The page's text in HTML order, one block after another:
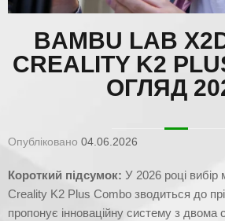
BAMBU LAB
CREALITY K2
ОГЛЯД
Опубліковано 04.06.2026
Короткий підсумок: У 2026 році вибір
Creality K2 Plus Combo зводиться до
пропонує інноваційну систему з двома